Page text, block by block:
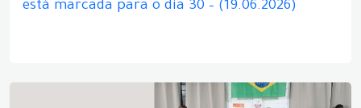
está marcada para o dia 30 – (19.06.2026)